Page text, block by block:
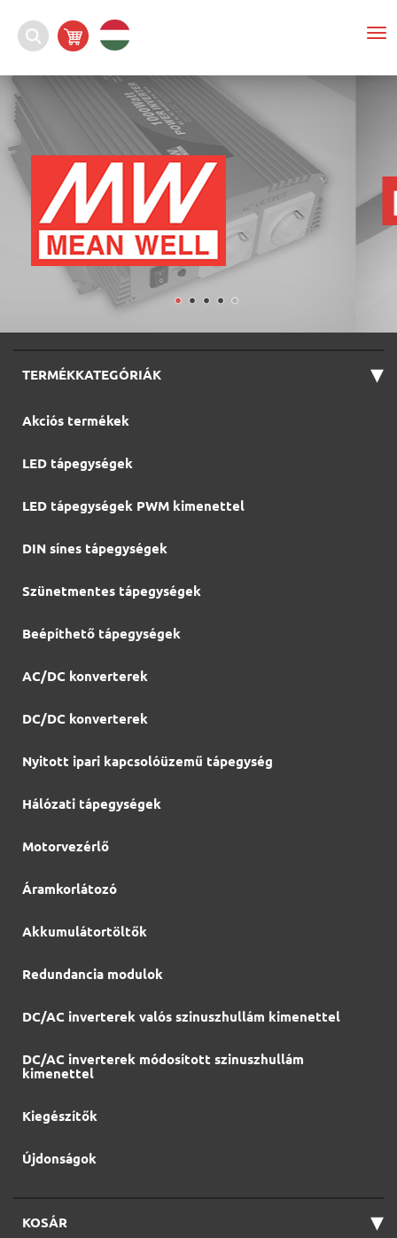
TERMÉKKATEGÓRIÁK ▾
Akciós termékek
LED tápegységek
LED tápegységek PWM kimenettel
DIN sínes tápegységek
Szünetmentes tápegységek
Beépíthető tápegységek
AC/DC konverterek
DC/DC konverterek
Nyitott ipari kapcsolóüzemű tápegység
Hálózati tápegységek
Motorvezérlő
Áramkorlátozó
Akkumulátortöltők
Redundancia modulok
DC/AC inverterek valós szinuszhullám kimenettel
DC/AC inverterek módosított szinuszhullám
kimenettel
Kiegészítők
Újdonságok
KOSÁR ▾